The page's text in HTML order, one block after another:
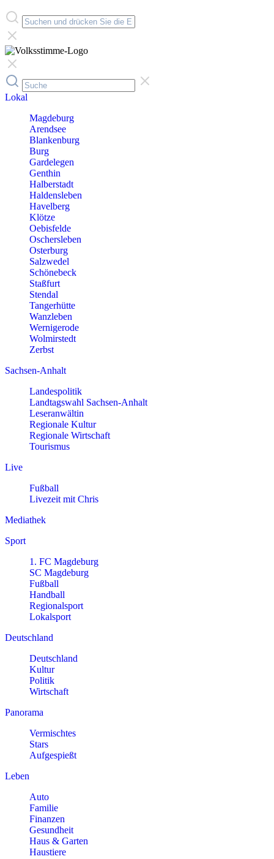
Lokal
Magdeburg
Arendsee
Blankenburg
Burg
Gardelegen
Genthin
Halberstadt
Haldensleben
Havelberg
Klötze
Oebisfelde
Oschersleben
Osterburg
Salzwedel
Schönebeck
Staßfurt
Stendal
Tangerhütte
Wanzleben
Wernigerode
Wolmirstedt
Zerbst
Sachsen-Anhalt
Landespolitik
Landtagswahl Sachsen-Anhalt
Leseranwältin
Regionale Kultur
Regionale Wirtschaft
Tourismus
Live
Fußball
Livezeit mit Chris
Mediathek
Sport
1. FC Magdeburg
SC Magdeburg
Fußball
Handball
Regionalsport
Lokalsport
Deutschland
Deutschland
Kultur
Politik
Wirtschaft
Panorama
Vermischtes
Stars
Aufgespießt
Leben
Auto
Familie
Finanzen
Gesundheit
Haus & Garten
Haustiere